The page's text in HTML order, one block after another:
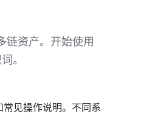
资产。开始使用
。
见操作说明。不同系